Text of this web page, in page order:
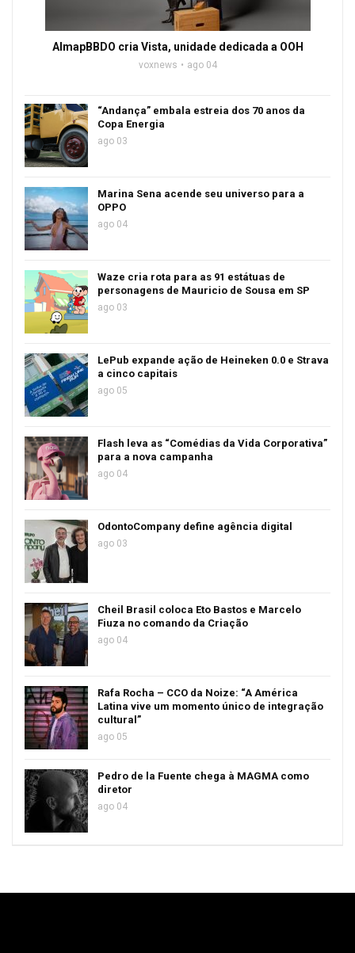
AlmapBBDO cria Vista, unidade dedicada a OOH
voxnews ago 04
“Andança” embala estreia dos 70 anos da
Copa Energia
ago 03
Marina Sena acende seu universo para a
OPPO
ago 04
Waze cria rota para as 91 estátuas de
personagens de Mauricio de Sousa em SP
ago 03
LePub expande ação de Heineken 0.0 e Strava
a cinco capitais
ago 05
Flash leva as “Comédias da Vida Corporativa”
para a nova campanha
ago 04
OdontoCompany define agência digital
ago 03
Cheil Brasil coloca Eto Bastos e Marcelo
Fiuza no comando da Criação
ago 04
Rafa Rocha – CCO da Noize: “A América
Latina vive um momento único de integração
cultural”
ago 05
Pedro de la Fuente chega à MAGMA como
diretor
ago 04